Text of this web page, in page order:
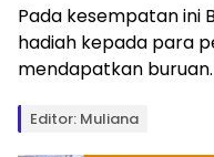
Pada kesempatan ini
hadiah kepada para
mendapatkan
Editor: Muliana